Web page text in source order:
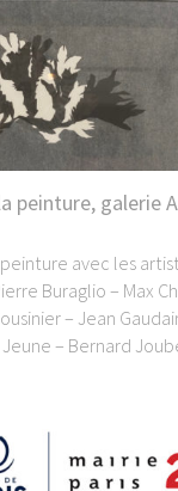
peinture, galerie
avec les
Buraglio – Max
– Jean
Jeune – Bernard